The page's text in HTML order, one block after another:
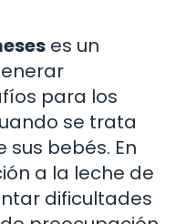
es un
para los
se trata
bebés. En
a la leche de
dificultades